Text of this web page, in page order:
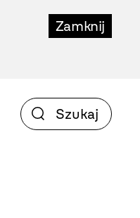
Zamknij